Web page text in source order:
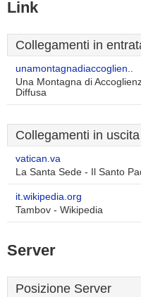
Link
Collegamenti in
unamontagnadiaccoglien..
Una Montagna di
Diffusa
Collegamenti in uscita
vatican.va
La Santa Sede - Il Santo
it.wikipedia.org
Tambov - Wikipedia
Server
Posizione Server